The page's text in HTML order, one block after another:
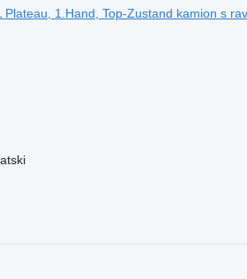
Plateau, 1.Hand, Top-Zustand kamion s